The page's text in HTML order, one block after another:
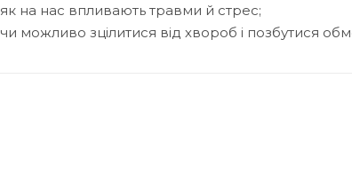
як на нас впливають травми й стрес;
чи можливо зцілитися від хвороб і позбутися